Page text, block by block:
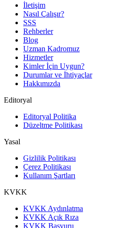
İletişim
Nasıl Çalışır?
SSS
Rehberler
Blog
Uzman Kadromuz
Hizmetler
Kimler İçin Uygun?
Durumlar ve İhtiyaçlar
Hakkımızda
Editoryal
Editoryal Politika
Düzeltme Politikası
Yasal
Gizlilik Politikası
Çerez Politikası
Kullanım Şartları
KVKK
KVKK Aydınlatma
KVKK Açık Rıza
KVKK Başvuru